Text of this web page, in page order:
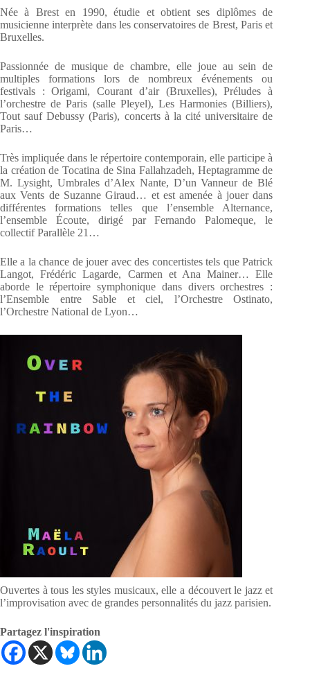
Née à Brest en 1990, étudie et obtient ses diplômes de
musicienne interprète dans les conservatoires de Brest, Paris et
Bruxelles.
Passionnée de musique de chambre, elle joue au sein de
multiples formations lors de nombreux événements ou
festivals : Origami, Courant d’air (Bruxelles), Préludes à
l’orchestre de Paris (salle Pleyel), Les Harmonies (Billiers),
Tout sauf Debussy (Paris), concerts à la cité universitaire de
Paris…
Très impliquée dans le répertoire contemporain, elle participe à
la création de Tocatina de Sina Fallahzadeh, Heptagramme de
M. Lysight, Umbrales d’Alex Nante, D’un Vanneur de Blé
aux Vents de Suzanne Giraud… et est amenée à jouer dans
différentes formations telles que l’ensemble Alternance,
l’ensemble Écoute, dirigé par Fernando Palomeque, le
collectif Parallèle 21…
Elle a la chance de jouer avec des concertistes tels que Patrick
Langot, Frédéric Lagarde, Carmen et Ana Mainer… Elle
aborde le répertoire symphonique dans divers orchestres :
l’Ensemble entre Sable et ciel, l’Orchestre Ostinato,
l’Orchestre National de Lyon…
Ouvertes à tous les styles musicaux, elle a découvert le jazz et
l’improvisation avec de grandes personnalités du jazz parisien.
Partagez l'inspiration